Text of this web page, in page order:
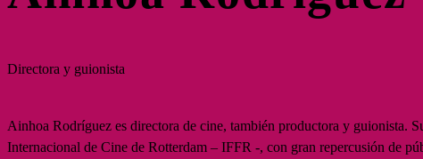
Directora y guionista
Ainhoa Rodríguez es directora de cine, también productora y guionista.
Internacional de Cine de Rotterdam – IFFR -, con gran repercusión de